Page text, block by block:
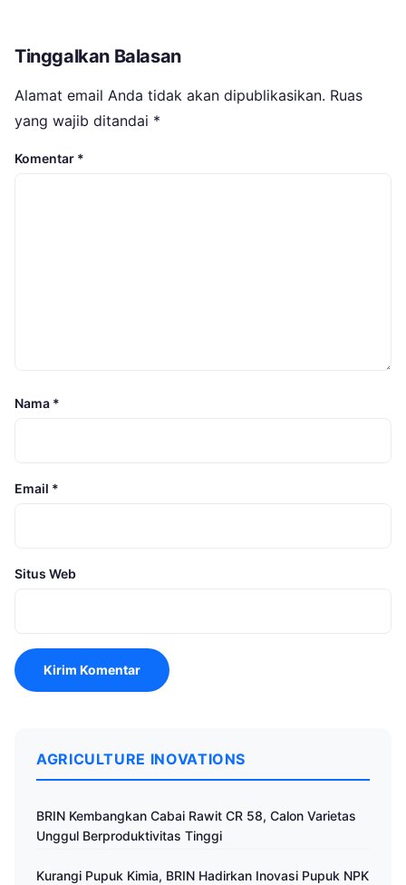
Tinggalkan Balasan
Alamat email Anda tidak akan dipublikasikan. Ruas
yang wajib ditandai *
Komentar *
Nama *
Email *
Situs Web
AGRICULTURE INOVATIONS
BRIN Kembangkan Cabai Rawit CR 58, Calon Varietas
Unggul Berproduktivitas Tinggi
Kurangi Pupuk Kimia, BRIN Hadirkan Inovasi Pupuk NPK